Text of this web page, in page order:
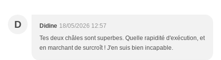
D Didine 18/05/2026 12:57
Tes deux châles sont superbes. Quelle rapidité d'exécution, et
en marchant de surcroît ! J'en suis bien incapable.